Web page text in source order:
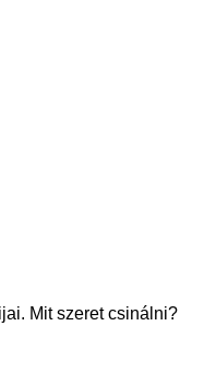
Mit szeret csinálni?